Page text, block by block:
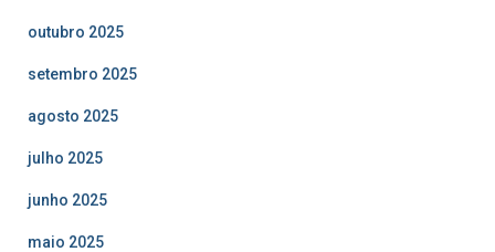
outubro 2025
setembro 2025
agosto 2025
julho 2025
junho 2025
maio 2025